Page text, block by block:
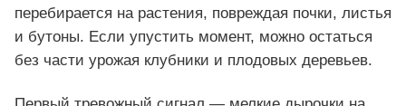
перебирается на растения, повреждая почки, листья
и бутоны. Если упустить момент, можно остаться
без части урожая клубники и плодовых деревьев.